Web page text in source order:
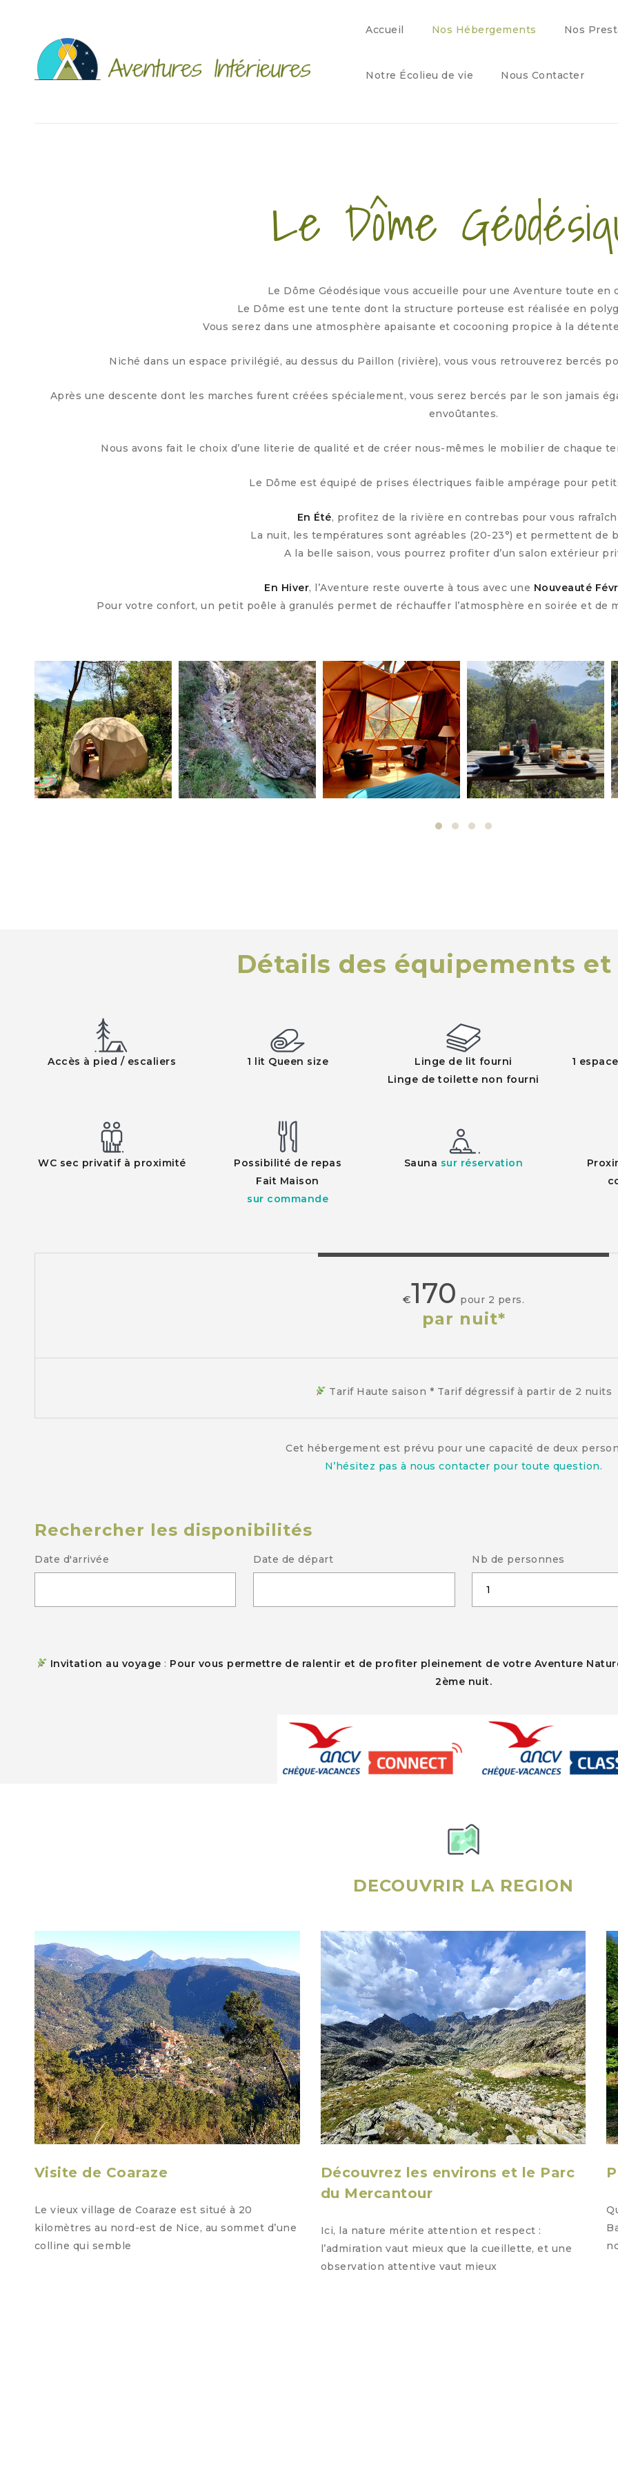
Accueil Nos Hébergements Nos
Notre Écolieu de vie Nous Contacter
Le Dôme
Le Dôme Géodésique vous accueille pour une Aventure toute en
Le Dôme est une tente dont la structure porteuse est réalisée en
Vous serez dans une atmosphère apaisante et cocooning propice à la
Niché dans un espace privilégié, au dessus du Paillon (rivière), vous vous retrouverez bercés
Après une descente dont les marches furent créées spécialement, vous serez bercés par le son jamais
envoûtantes.
Nous avons fait le choix d’une literie de qualité et de créer nous-mêmes le mobilier de chaque
Le Dôme est équipé de prises électriques faible ampérage pour
En Été, profitez de la rivière en contrebas pour vous
La nuit, les températures sont agréables (20-23°) et permettent de
A la belle saison, vous pourrez profiter d’un salon extérieur
En Hiver, l’Aventure reste ouverte à tous avec une Nouveauté
Pour votre confort, un petit poêle à granulés permet de réchauffer l’atmosphère en soirée et de
Détails des équipements
Accès à pied / escaliers 1 lit Queen size
Linge de lit fourni
Linge de toilette non fourni
1
WC sec privatif à proximité
Possibilité de repas
Fait Maison
sur commande
Sauna sur réservation
€170 pour 2 pers.
par nuit*
Tarif Haute saison * Tarif dégressif à partir de 2 nuits
Cet hébergement est prévu pour une capacité de deux
N’hésitez pas à nous contacter pour toute question.
Rechercher les disponibilités
Date d'arrivée Date de départ Nb de personnes
Invitation au voyage : Pour vous permettre de ralentir et de profiter pleinement de votre Aventure
2ème nuit.
DECOUVRIR LA REGION
Visite de Coaraze
Le vieux village de Coaraze est situé à 20
kilomètres au nord-est de Nice, au sommet d’une
colline qui semble
Découvrez les environs et le Parc
du Mercantour
Ici, la nature mérite attention et respect :
l’admiration vaut mieux que la cueillette, et une
observation attentive vaut mieux